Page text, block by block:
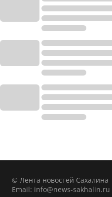
© Лента новостей Сахалина
Email: info@news-sakhalin.ru